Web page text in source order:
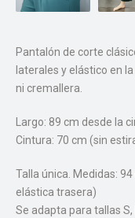
Pantalón de corte
laterales y elástico en
ni cremallera.
Largo: 89 cm desde la
Cintura: 70 cm (sin
Talla única. Medidas:
elástica trasera)
Se adapta para tallas S,